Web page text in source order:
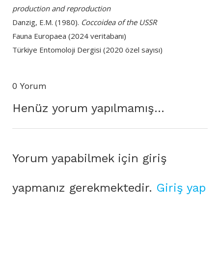
production and reproduction
Danzig, E.M. (1980). Coccoidea of the USSR
Fauna Europaea (2024 veritabanı)
Türkiye Entomoloji Dergisi (2020 özel sayısı)
0 Yorum
Henüz yorum yapılmamış...
Yorum yapabilmek için giriş
yapmanız gerekmektedir. Giriş yap